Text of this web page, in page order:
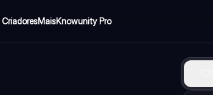
MaisKnowunity Pro